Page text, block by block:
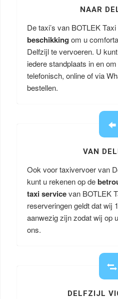
NAAR
De taxi’s van BOTLEK
beschikking om u
Delfzijl te vervoeren. U
iedere standplaats in en
telefonisch, online of via
bestellen.
VAN
Ook voor taxivervoer van
kunt u rekenen op de
taxi servicevan BOTLEK
reserveringen geldt dat wij
aanwezig zijn zodat wij op
ons.
DELFZIJL